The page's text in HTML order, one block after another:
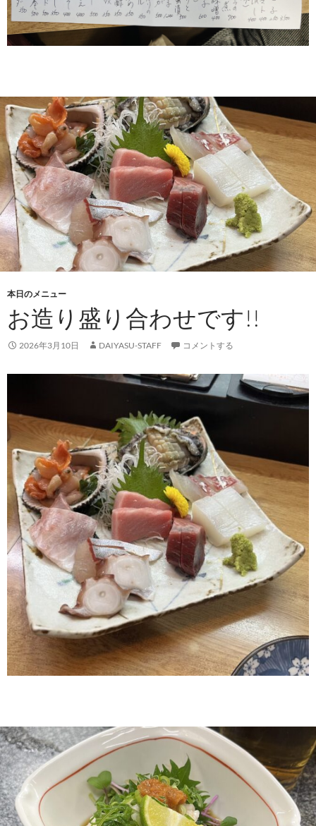
本日のメニュー
お造り盛り合わせです!!
2026年3月10日 DAIYASU-STAFF コメントする